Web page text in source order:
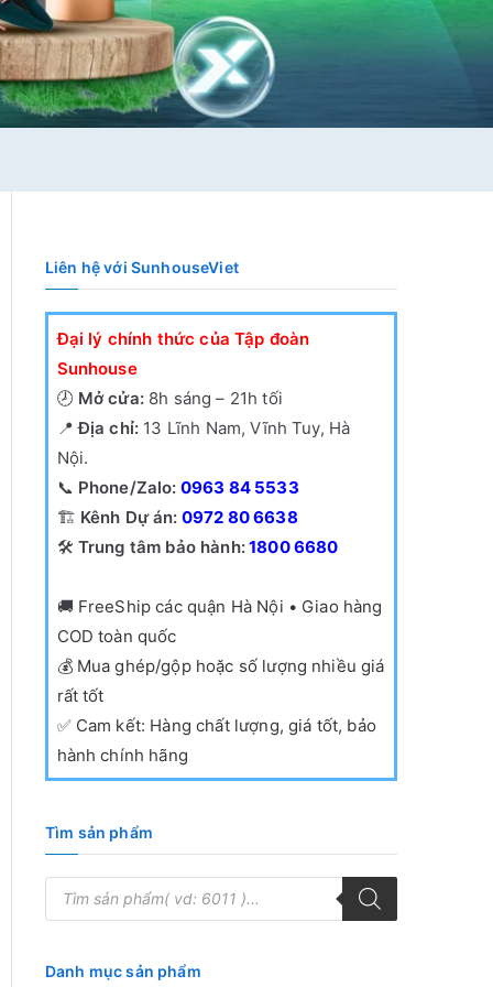
Liên hệ với SunhouseViet
Đại lý chính thức của Tập đoàn
Sunhouse
🕗 Mở cửa:8h sáng – 21h tối
📍Địa chỉ: 13 Lĩnh Nam, Vĩnh Tuy, Hà
Nội.
📞 Phone/Zalo: 0963 84 5533
🏗️ Kênh Dự án: 0972 80 6638
🛠️ Trung tâm bảo hành:1800 6680
🚚 FreeShip các quận Hà Nội • Giao hàng
COD toàn quốc
💰 Mua ghép/gộp hoặc số lượng nhiều giá
rất tốt
✅ Cam kết: Hàng chất lượng, giá tốt, bảo
hành chính hãng
Tìm sản phẩm
T
m
ế
Danh mục sản phẩm